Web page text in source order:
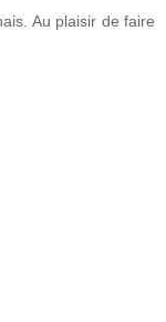
Au plaisir de faire